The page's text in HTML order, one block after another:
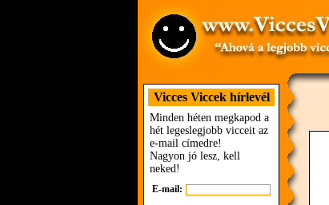
Vicces Viccek hírlevél
Minden héten megkapod a
hét legeslegjobb vicceit az
e-mail címedre!
Nagyon jó lesz, kell
neked!
E-mail: